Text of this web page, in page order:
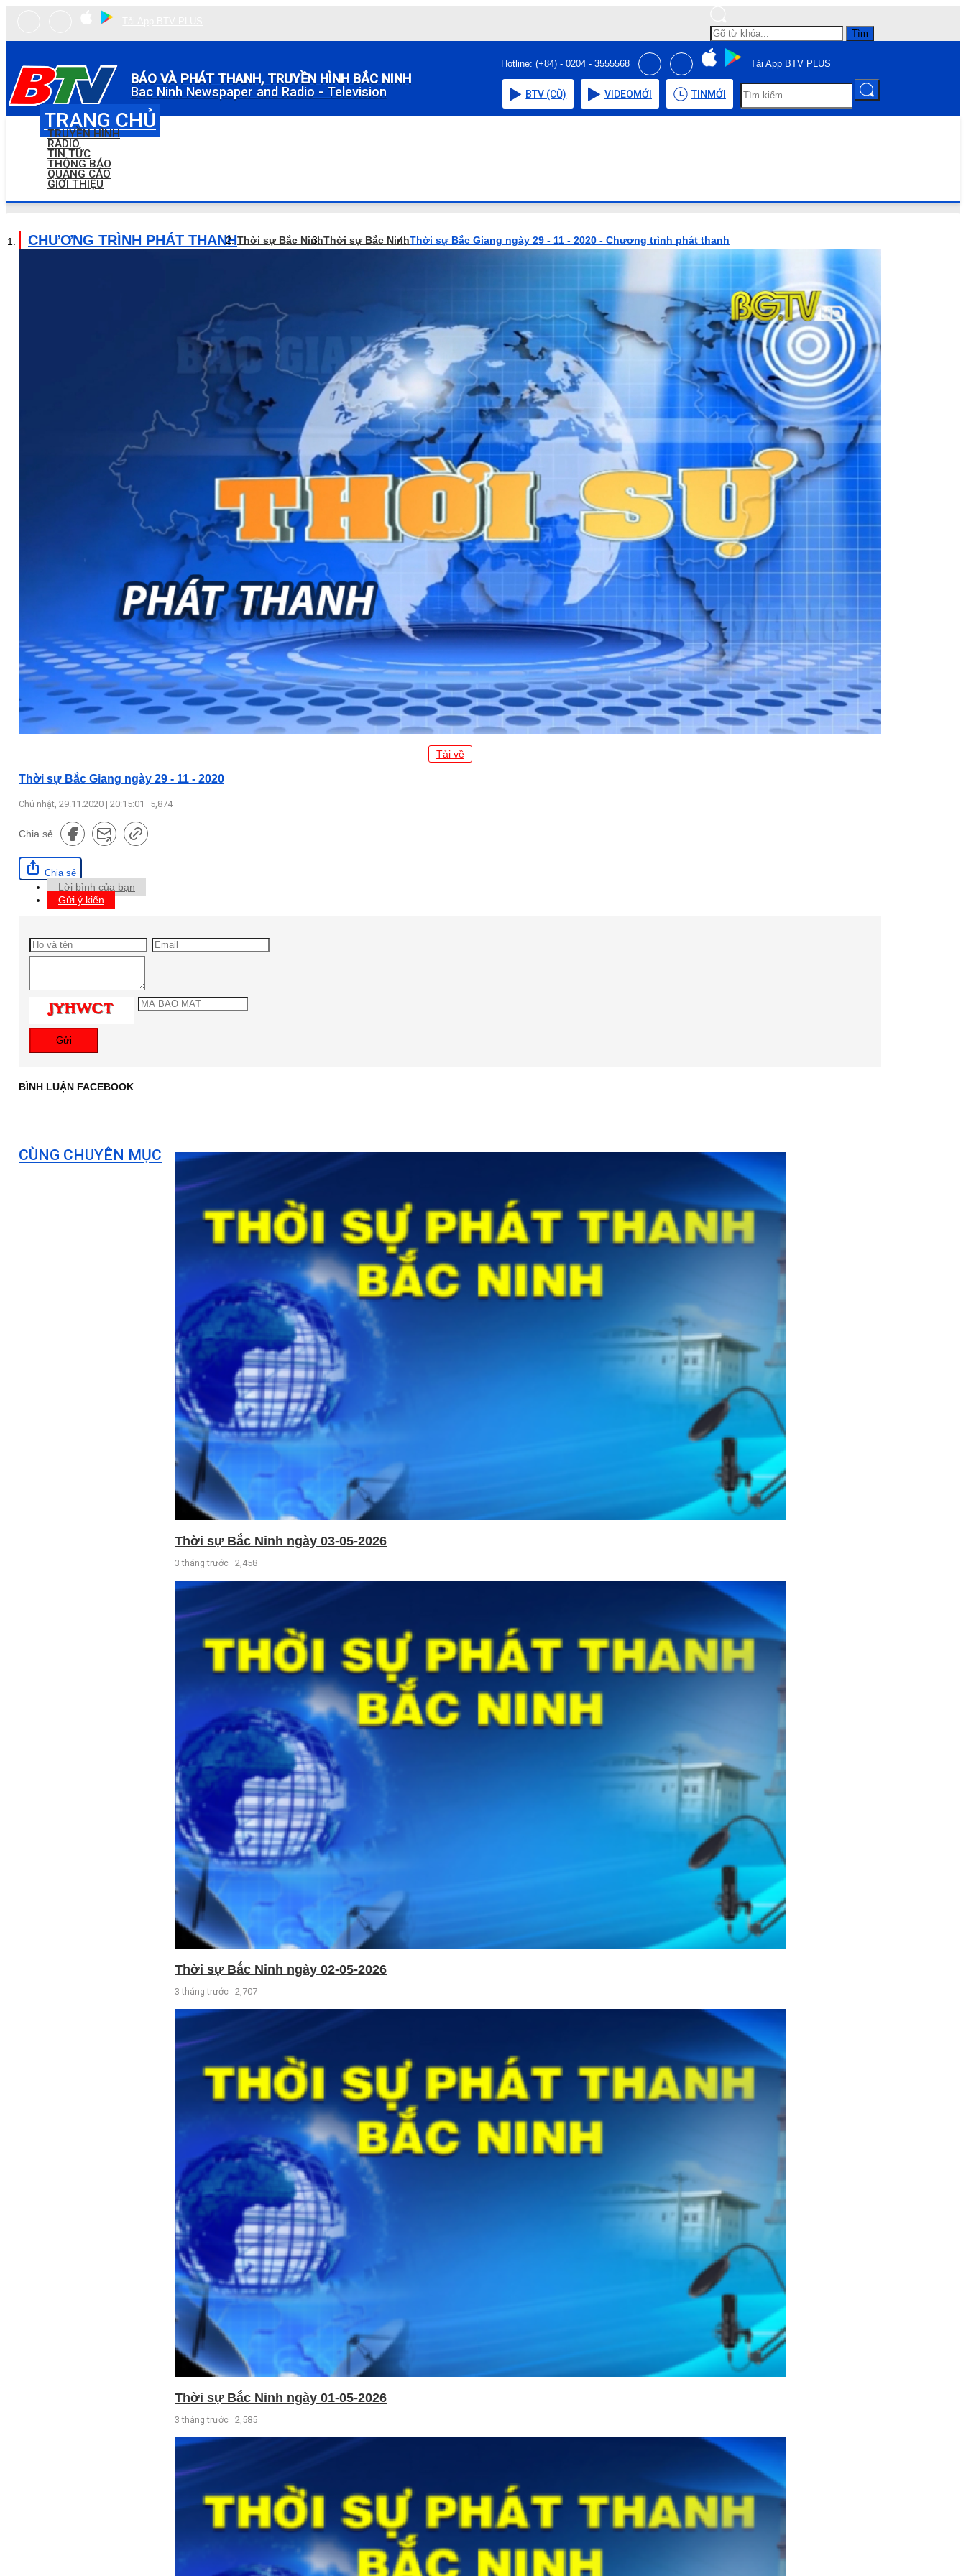
Tìm
BÁO VÀ PHÁT THANH, TRUYỀN HÌNH BẮC NINH
Bac Ninh Newspaper and Radio - Television
Hotline: (+84) - 0204 - 3555568 Tải App BTV PLUS
BTV (CŨ) VIDEOMỚI TIN MỚI
TRANG CHỦ
TRUYỀN HÌNH
RADIO
TIN TỨC
THÔNG BÁO
QUẢNG CÁO
GIỚI THIỆU
CHƯƠNG TRÌNH PHÁT THANHThời sự Bắc NinhThời sự Bắc NinhThời sự Bắc Giang ngày 29 - 11 - 2020 - Chương trình phát thanh
Tải về
Thời sự Bắc Giang ngày 29 - 11 - 2020
Chủ nhật, 29.11.2020 | 20:15:01 5,874
Chia sẻ
Chia sẻ
Lời bình của bạn
Gửi ý kiến
Gửi
BÌNH LUẬN FACEBOOK
CÙNG CHUYÊN MỤC
Thời sự Bắc Ninh ngày 03-05-2026
3 tháng trước 2,458
Thời sự Bắc Ninh ngày 02-05-2026
3 tháng trước 2,707
Thời sự Bắc Ninh ngày 01-05-2026
3 tháng trước 2,585